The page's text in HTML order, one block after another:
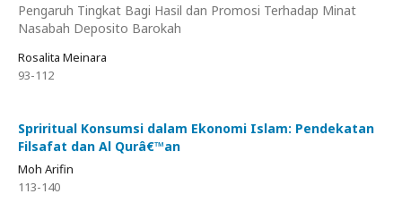
Pengaruh Tingkat Bagi Hasil dan Promosi Terhadap Minat
Nasabah Deposito Barokah
Rosalita Meinara
93-112
Spriritual Konsumsi dalam Ekonomi Islam: Pendekatan
Filsafat dan Al Qurâ€™an
Moh Arifin
113-140